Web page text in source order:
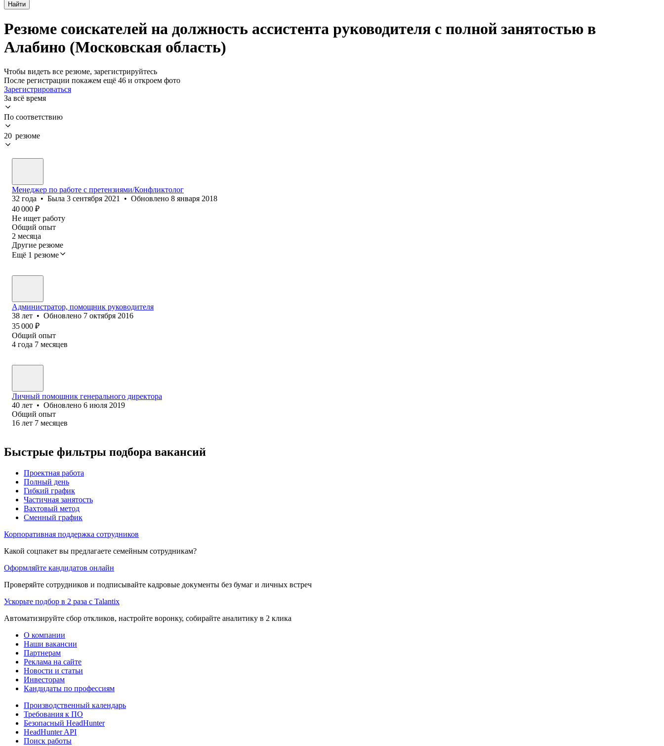
Найти
Резюме соискателей на должность ассистента руководителя с полной занятостью в
Алабино (Московская область)
Чтобы видеть все резюме, зарегистрируйтесь
После регистрации покажем ещё 46 и откроем фото
Зарегистрироваться
За всё время
По соответствию
20 резюме
Менеджер по работе с претензиями/Конфликтолог
32 года • Была 3 сентября 2021 • Обновлено 8 января 2018
40 000 ₽
Не ищет работу
Общий опыт
2 месяца
Другие резюме
Ещё 1 резюме
Администратор, помощник руководителя
38 лет • Обновлено 7 октября 2016
35 000 ₽
Общий опыт
4 года 7 месяцев
Личный помощник генерального директора
40 лет • Обновлено 6 июля 2019
Общий опыт
16 лет 7 месяцев
Быстрые фильтры подбора вакансий
Проектная работа
Полный день
Гибкий график
Частичная занятость
Вахтовый метод
Сменный график
Корпоративная поддержка сотрудников
Какой соцпакет вы предлагаете семейным сотрудникам?
Оформляйте кандидатов онлайн
Проверяйте сотрудников и подписывайте кадровые документы без бумаг и личных встреч
Ускорьте подбор в 2 раза с Talantix
Автоматизируйте сбор откликов, настройте воронку, собирайте аналитику в 2 клика
О компании
Наши вакансии
Партнерам
Реклама на сайте
Новости и статьи
Инвесторам
Кандидаты по профессиям
Производственный календарь
Требования к ПО
Безопасный HeadHunter
HeadHunter API
Поиск работы